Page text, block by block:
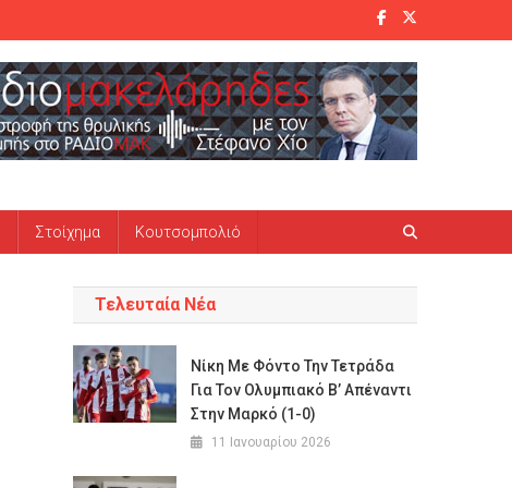
Στοίχημα Κουτσομπολιό
Τελευταία Νέα
Νίκη Με Φόντο Την Τετράδα
Για Τον Ολυμπιακό Β’ Απέναντι
Στην Μαρκό (1-0)
11 Ιανουαρίου 2026